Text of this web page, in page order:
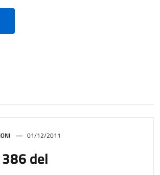
ricerca
01/12/2011
del